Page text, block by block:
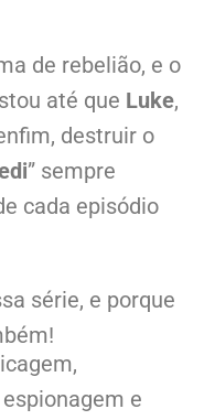
de rebelião, e o
até que Luke,
destruir o
” sempre
cada episódio
série, e porque
e